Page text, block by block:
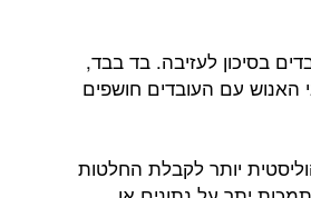
בסיכון לעזיבה. בד בבד,
האנוש עם העובדים חושפים
יותר לקבלת החלטות